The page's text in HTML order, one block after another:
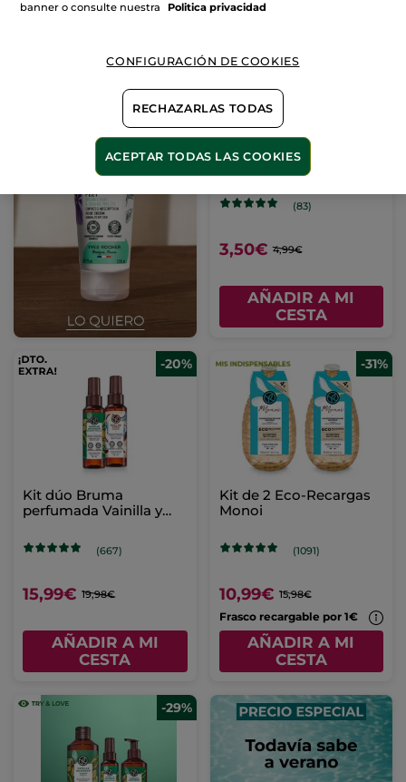
Crema de manos -
Comme Une Evidence
(83)
3,50€ 4,99€
AÑADIR A MI
CESTA
-20%
Kit dúo Bruma
perfumada Vainilla y
(667)
15,99€ 19,98€
AÑADIR A MI
CESTA
-31%
Kit de 2 Eco-Recargas
Monoi
(1091)
10,99€ 15,98€
Frasco recargable por 1€
AÑADIR A MI
CESTA
-29%
banner o consulte nuestra
Politica privacidad
CONFIGURACIÓN DE COOKIES
RECHAZARLAS TODAS
ACEPTAR TODAS LAS COOKIES